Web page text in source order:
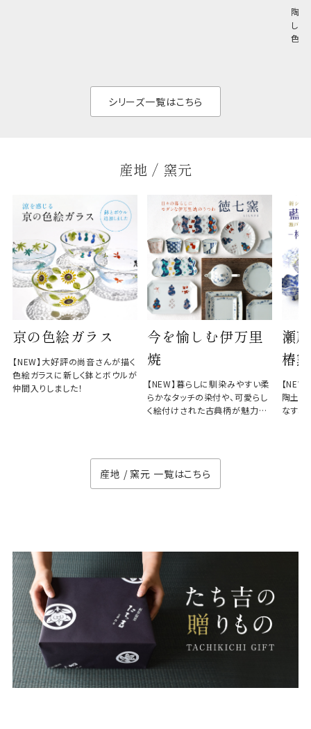
陶器
しい
色の
シリーズ一覧はこちら
産地 / 窯元
京の色絵ガラス
【NEW】大好評の尚音さんが描く
色絵ガラスに新しく鉢とボウルが
仲間入りしました！
今を愉しむ伊万里
焼
【NEW】暮らしに馴染みやすい柔
らかなタッチの染付や、可愛らし
く絵付けされた古典柄が魅力の
瀬
椿窯
【
陶土と
なす、
産地 / 窯元 一覧はこちら